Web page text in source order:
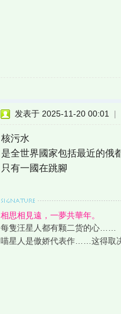
发表于 2025-11-20 00:01 |
核污水
是全世界國家包括最近的俄
只有一國在跳腳
相思相見遠，一夢共華年。
每隻汪星人都有颗二货的心……
喵星人是傲娇代表作……这得